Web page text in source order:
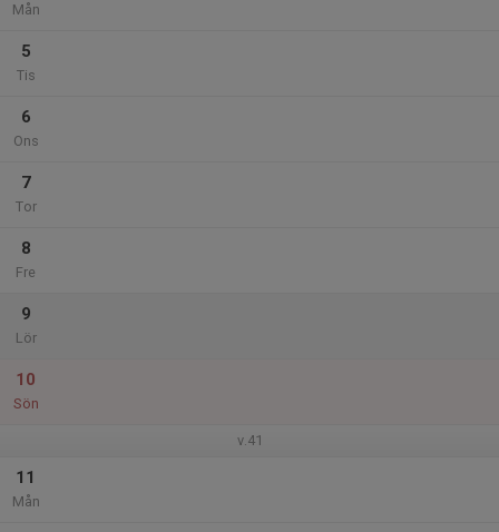
Mån
5
Tis
6
Ons
7
Tor
8
Fre
9
Lör
10
Sön
v.41
11
Mån